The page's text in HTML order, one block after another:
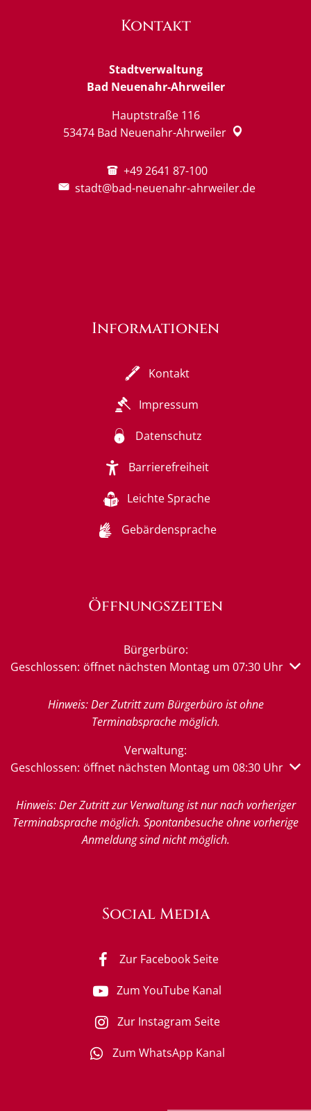
Kontakt
Stadtverwaltung
Bad Neuenahr-Ahrweiler
Hauptstraße 116
53474 Bad Neuenahr-Ahrweiler
+49 2641 87-100
stadt@bad-neuenahr-ahrweiler.de
Informationen
Kontakt
Impressum
Datenschutz
Barrierefreiheit
Leichte Sprache
Gebärdensprache
Öffnungszeiten
Bürgerbüro:
Klicken, um weitere Öffnungs- oder Schließzeiten
Geschlossen: öffnet nächsten Montag um 07:30 Uhr
Hinweis: Der Zutritt zum Bürgerbüro ist ohne
Terminabsprache möglich.
Verwaltung:
Klicken, um weitere Öffnungs- oder Schließzeiten
Geschlossen: öffnet nächsten Montag um 08:30 Uhr
Hinweis: Der Zutritt zur Verwaltung ist nur nach vorheriger
Terminabsprache möglich. Spontanbesuche ohne vorherige
Anmeldung sind nicht möglich.
Social Media
Zur Facebook Seite
Zum YouTube Kanal
Zur Instagram Seite
Zum WhatsApp Kanal